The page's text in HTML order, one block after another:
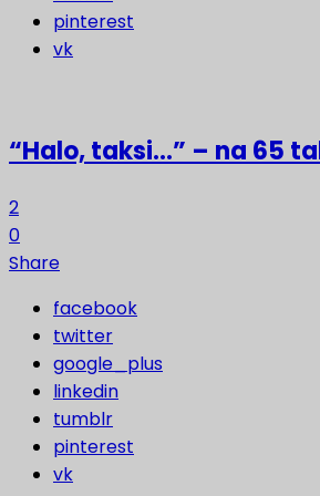
pinterest
vk
“Halo, taksi…” – na 65
2
0
Share
facebook
twitter
google_plus
linkedin
tumblr
pinterest
vk